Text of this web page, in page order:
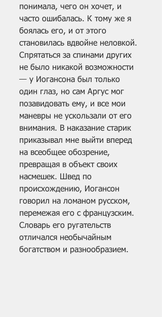
понимала, чего он хочет, и
часто ошибалась. К тому же я
боялась его, и от этого
становилась вдвойне неловкой.
Спрятаться за спинами других
не было никакой возможности
— у Иогансона был только
один глаз, но сам Аргус мог
позавидовать ему, и все мои
маневры не ускользали от его
внимания. В наказание старик
приказывал мне выйти вперед
на всеобщее обозрение,
превращая в объект своих
насмешек. Швед по
происхождению, Иогансон
говорил на ломаном русском,
перемежая его с французским.
Словарь его ругательств
отличался необычайным
богатством и разнообразием.